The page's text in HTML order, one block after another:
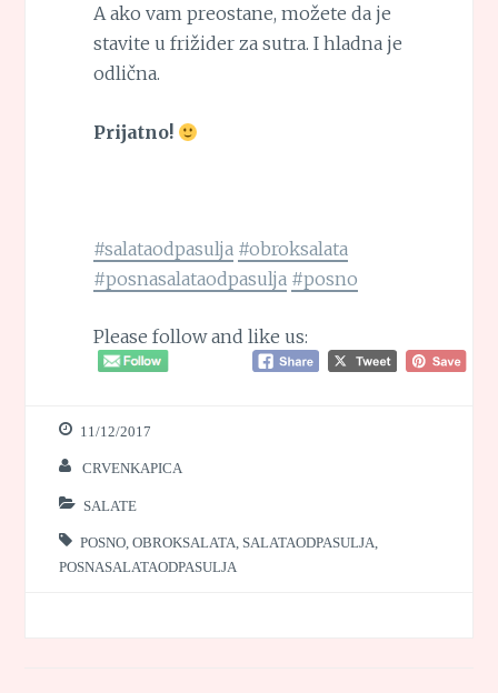
A ako vam preostane, možete da je
stavite u frižider za sutra. I hladna je
odlična.
Prijatno!
#salataodpasulja #obroksalata
#posnasalataodpasulja #posno
Please follow and like us:
11/12/2017
CRVENKAPICA
SALATE
POSNO ,OBROKSALATA SALATAODPASULJA
POSNASALATAODPASULJA